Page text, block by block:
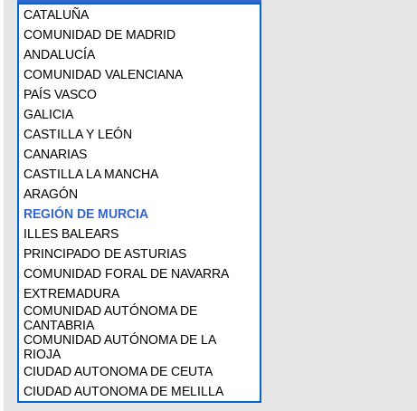
CATALUÑA
COMUNIDAD DE MADRID
ANDALUCÍA
COMUNIDAD VALENCIANA
PAÍS VASCO
GALICIA
CASTILLA Y LEÓN
CANARIAS
CASTILLA LA MANCHA
ARAGÓN
REGIÓN DE MURCIA
ILLES BALEARS
PRINCIPADO DE ASTURIAS
COMUNIDAD FORAL DE NAVARRA
EXTREMADURA
COMUNIDAD AUTÓNOMA DE
CANTABRIA
COMUNIDAD AUTÓNOMA DE LA
RIOJA
CIUDAD AUTONOMA DE CEUTA
CIUDAD AUTONOMA DE MELILLA